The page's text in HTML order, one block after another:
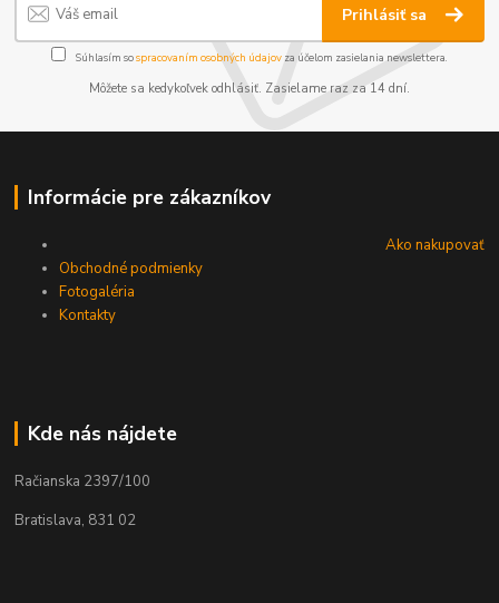
Prihlásiť sa
Súhlasím sospracovaním osobných údajov za účelom zasielania newslettera.
Môžete sa kedykoľvek odhlásiť. Zasielame raz za 14 dní.
Informácie pre zákazníkov
Ako nakupovať
Obchodné podmienky
Fotogaléria
Kontakty
Kde nás nájdete
Račianska 2397/100
Bratislava, 831 02